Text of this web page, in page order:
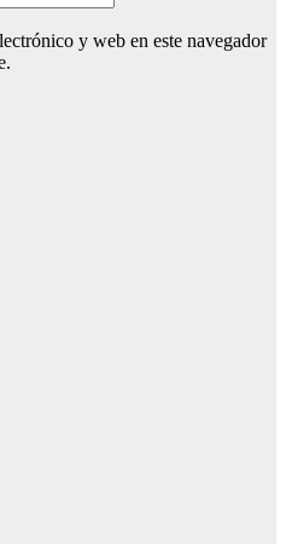
y web en este navegador